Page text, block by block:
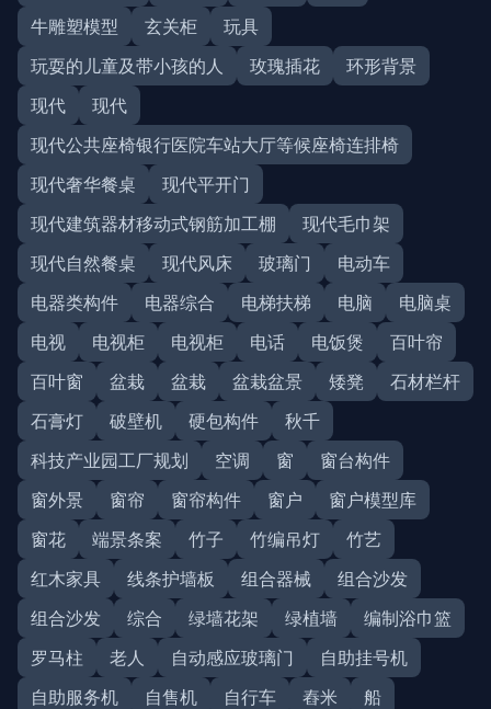
牛雕塑模型
玄关柜
玩具
玩耍的儿童及带小孩的人
玫瑰插花
环形背景
现代
现代
现代公共座椅银行医院车站大厅等候座椅连排椅
现代奢华餐桌
现代平开门
现代建筑器材移动式钢筋加工棚
现代毛巾架
现代自然餐桌
现代风床 玻璃门
电动车
电器类构件
电器综合 电梯扶梯 电脑
电脑桌
电视
电视柜 电视柜 电话 电饭煲
百叶帘
百叶窗
盆栽 盆栽 盆栽盆景 矮凳
石材栏杆
石膏灯
破壁机 硬包构件
秋千
科技产业园工厂规划
空调 窗
窗台构件
窗外景
窗帘 窗帘构件 窗户
窗户模型库
窗花
端景条案 竹子 竹编吊灯
竹艺
红木家具
线条护墙板 组合器械
组合沙发
组合沙发
综合 绿墙花架 绿植墙
编制浴巾篮
罗马柱
老人 自动感应玻璃门
自助挂号机
自助服务机
自售机 自行车 舂米 船